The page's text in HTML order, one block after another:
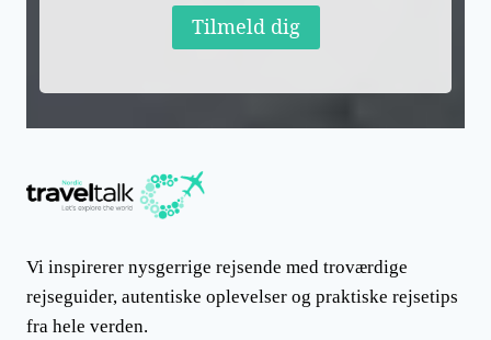
Tilmeld dig
Vi inspirerer nysgerrige rejsende med troværdige
rejseguider, autentiske oplevelser og praktiske rejsetips
fra hele verden.